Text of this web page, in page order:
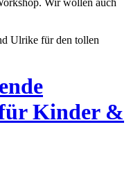
Ulrike für den tollen
Kinder &